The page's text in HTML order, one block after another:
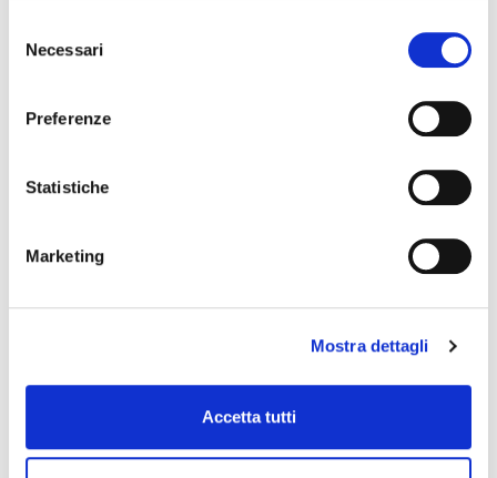
delNecessari
Preferenze
Statistiche
Marketing
Mostra dettagli
Accetta tutti